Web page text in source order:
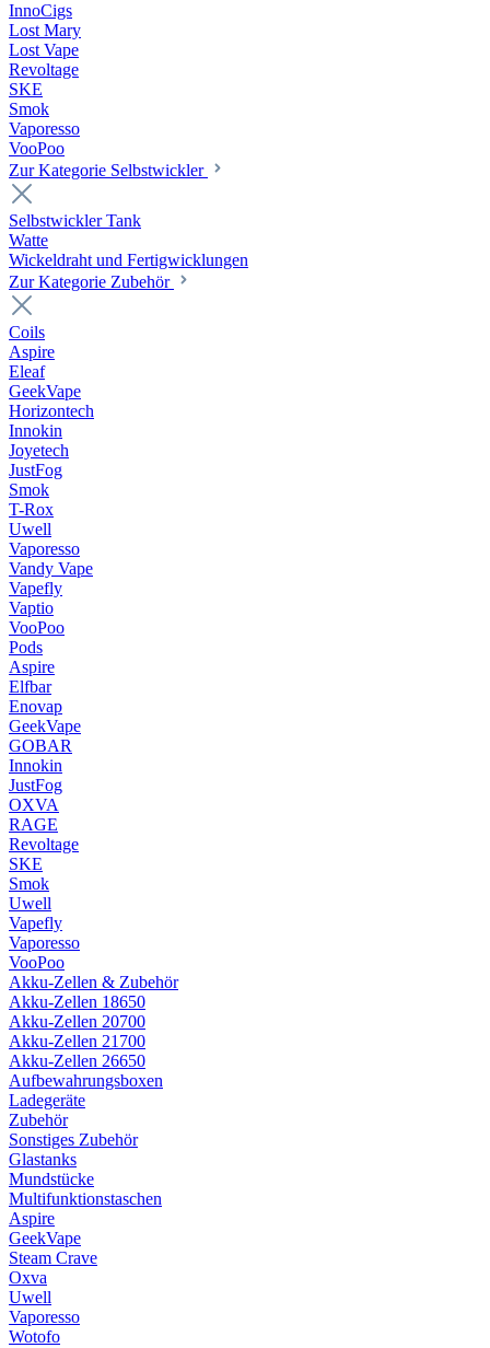
InnoCigs
Lost Mary
Lost Vape
Revoltage
SKE
Smok
Vaporesso
VooPoo
Zur Kategorie Selbstwickler
Selbstwickler Tank
Watte
Wickeldraht und Fertigwicklungen
Zur Kategorie Zubehör
Coils
Aspire
Eleaf
GeekVape
Horizontech
Innokin
Joyetech
JustFog
Smok
T-Rox
Uwell
Vaporesso
Vandy Vape
Vapefly
Vaptio
VooPoo
Pods
Aspire
Elfbar
Enovap
GeekVape
GOBAR
Innokin
JustFog
OXVA
RAGE
Revoltage
SKE
Smok
Uwell
Vapefly
Vaporesso
VooPoo
Akku-Zellen & Zubehör
Akku-Zellen 18650
Akku-Zellen 20700
Akku-Zellen 21700
Akku-Zellen 26650
Aufbewahrungsboxen
Ladegeräte
Zubehör
Sonstiges Zubehör
Glastanks
Mundstücke
Multifunktionstaschen
Aspire
GeekVape
Steam Crave
Oxva
Uwell
Vaporesso
Wotofo